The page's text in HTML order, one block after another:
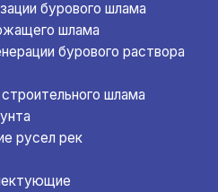
бурового шлама
шлама
бурового раствора
шлама
русел рек